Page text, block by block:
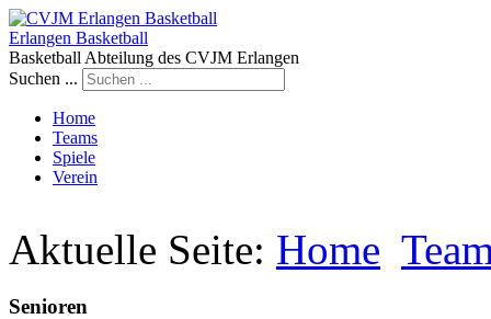
Erlangen Basketball
Basketball Abteilung des CVJM Erlangen
Suchen ...
Home
Teams
Spiele
Verein
Aktuelle Seite: Home
Senioren